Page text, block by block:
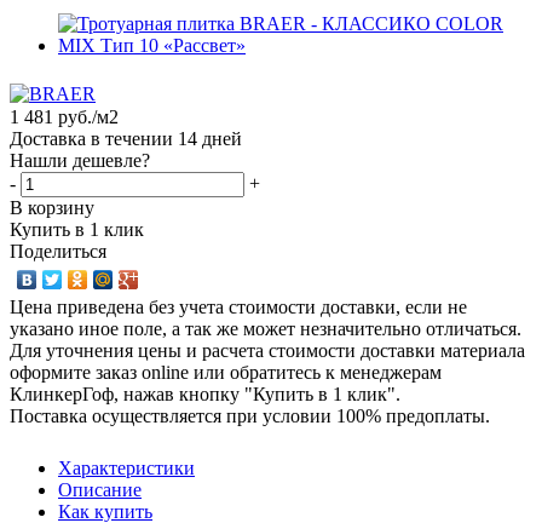
1 481 руб./м2
Доставка в течении 14 дней
Нашли дешевле?
-
+
В корзину
Купить в 1 клик
Поделиться
Цена приведена без учета стоимости доставки, если не
указано иное поле, а так же может незначительно отличаться.
Для уточнения цены и расчета стоимости доставки материала
оформите заказ online или обратитесь к менеджерам
КлинкерГоф, нажав кнопку "Купить в 1 клик".
Поставка осуществляется при условии 100% предоплаты.
Характеристики
Описание
Как купить